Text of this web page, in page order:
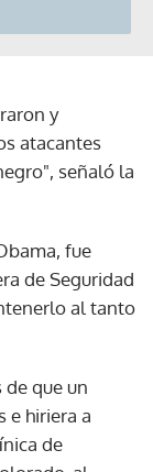
y
atacantes
señaló la
fue
de Seguridad
al tanto
de que un
e hiriera a
de